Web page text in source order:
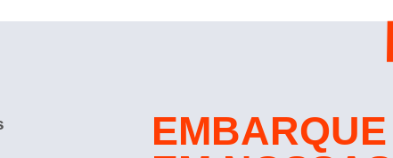
EMBARQUE